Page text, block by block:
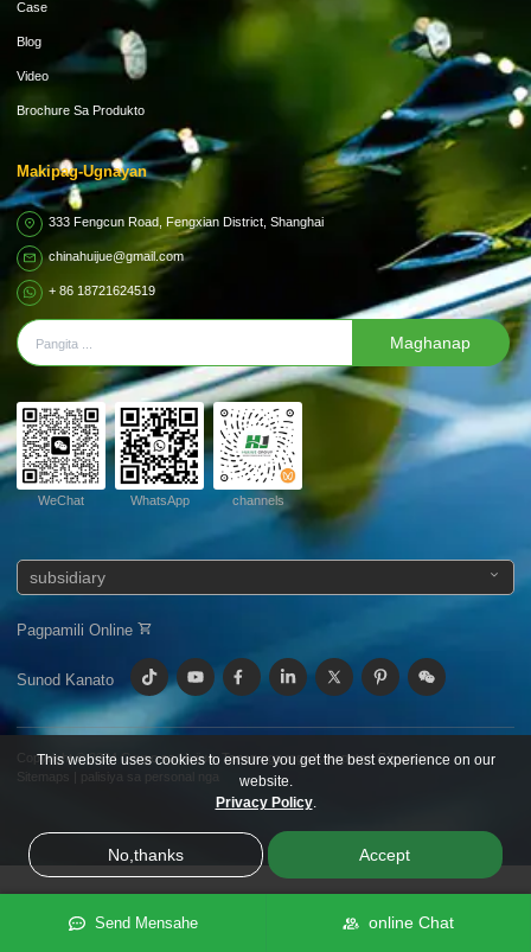
Case
Blog
Video
Brochure Sa Produkto
Makipag-Ugnayan
333 Fengcun Road, Fengxian District, Shanghai
chinahuijue@gmail.com
+ 86 18721624519
Maghanap
WeChat WhatsApp channels
subsidiary
Pagpamili Online
Sunod Kanato
Copyright © 2024 Grupo sa Huijue.Tanan nga mga Karapatan Gitagana.
Sitemaps
palisiya sa personal nga
Send Mensahe online Chat
This website uses cookies to ensure you get the best experience on our
website.
Privacy Policy.
No,thanks Accept